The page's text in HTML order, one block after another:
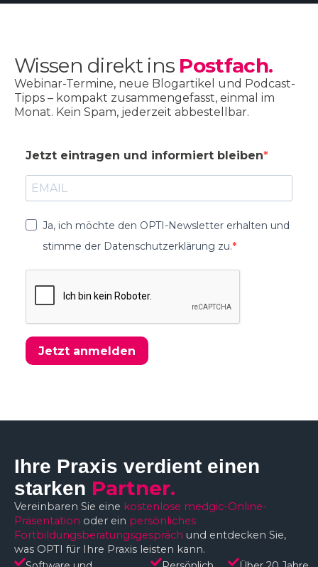
Wissen direkt ins Postfach.
Webinar-Termine, neue Blogartikel und Podcast-
Tipps – kompakt zusammengefasst, einmal im
Monat. Kein Spam, jederzeit abbestellbar.
Jetzt eintragen und informiert bleiben
Ja, ich möchte den OPTI-Newsletter erhalten und
stimme der Datenschutzerklärung zu.
Jetzt anmelden
Ihre Praxis verdient einen
starken Partner.
Vereinbaren Sie eine kostenlose medgic-Online-
Präsentation oder ein persönliches
Fortbildungsberatungsgespräch und entdecken Sie,
was OPTI für Ihre Praxis leisten kann.